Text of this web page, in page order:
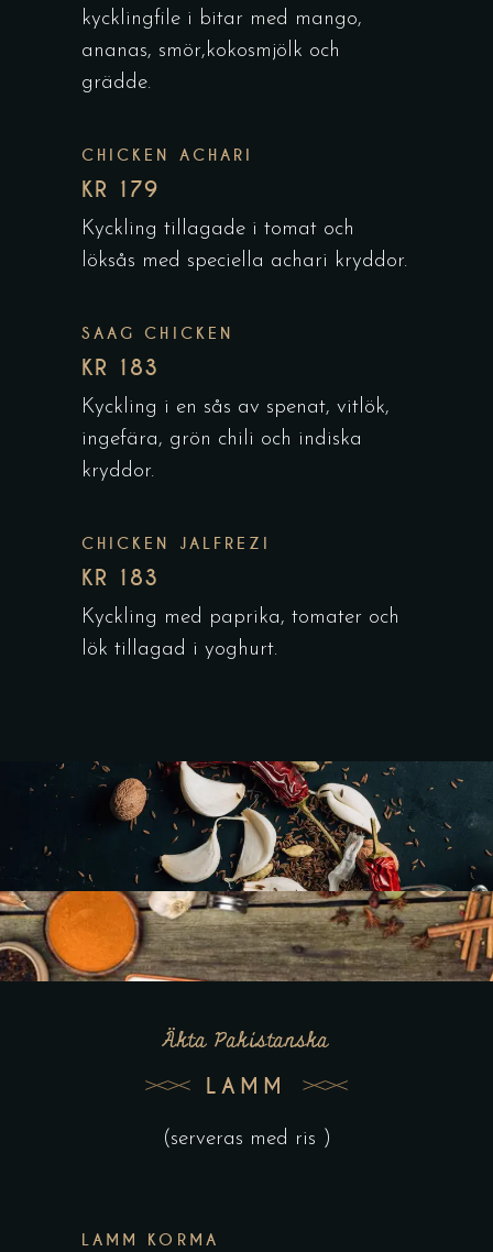
kycklingfile i bitar med mango,
ananas, smör,kokosmjölk och
grädde.
CHICKEN ACHARI
KR 179
Kyckling tillagade i tomat och
löksås med speciella achari kryddor.
SAAG CHICKEN
KR 183
Kyckling i en sås av spenat, vitlök,
ingefära, grön chili och indiska
kryddor.
CHICKEN JALFREZI
KR 183
Kyckling med paprika, tomater och
lök tillagad i yoghurt.
Äkta Pakistanska
LAMM
(serveras med ris )
LAMM KORMA